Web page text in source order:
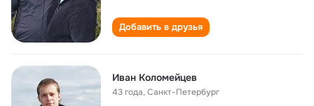
Добавить в друзья
Иван Коломейцев
43 года,Санкт-Петербург